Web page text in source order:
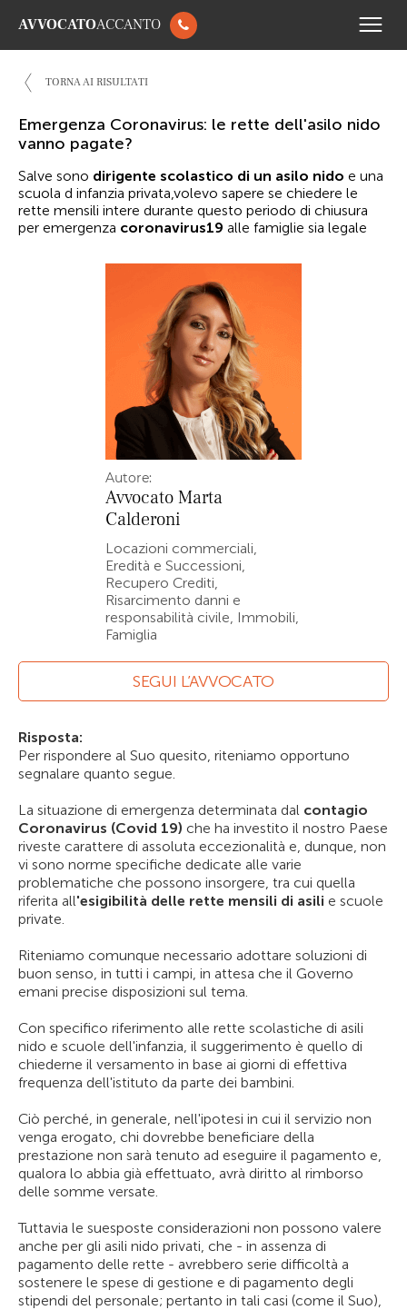
AVVOCATOACCANTO
TORNA AI RISULTATI
Emergenza Coronavirus: le rette dell'asilo nido
vanno pagate?
Salve sono dirigente scolastico di un asilo nido e una
scuola d infanzia privata,volevo sapere se chiedere le
rette mensili intere durante questo periodo di chiusura
per emergenza coronavirus19 alle famiglie sia legale
Autore:
AvvocatoMarta
Calderoni
Locazioni commerciali,
Eredità e Successioni,
Recupero Crediti,
Risarcimento danni e
responsabilità civile, Immobili,
Famiglia
SEGUI L’AVVOCATO
Risposta:
Per rispondere al Suo quesito, riteniamo opportuno
segnalare quanto segue.
La situazione di emergenza determinata dal contagio
Coronavirus (Covid 19) che ha investito il nostro Paese
riveste carattere di assoluta eccezionalità e, dunque, non
vi sono norme specifiche dedicate alle varie
problematiche che possono insorgere, tra cui quella
riferita all'esigibilità delle rette mensili di asili e scuole
private.
Riteniamo comunque necessario adottare soluzioni di
buon senso, in tutti i campi, in attesa che il Governo
emani precise disposizioni sul tema.
Con specifico riferimento alle rette scolastiche di asili
nido e scuole dell'infanzia, il suggerimento è quello di
chiederne il versamento in base ai giorni di effettiva
frequenza dell'istituto da parte dei bambini.
Ciò perché, in generale, nell'ipotesi in cui il servizio non
venga erogato, chi dovrebbe beneficiare della
prestazione non sarà tenuto ad eseguire il pagamento e,
qualora lo abbia già effettuato, avrà diritto al rimborso
delle somme versate.
Tuttavia le suesposte considerazioni non possono valere
anche per gli asili nido privati, che - in assenza di
pagamento delle rette - avrebbero serie difficoltà a
sostenere le spese di gestione e di pagamento degli
stipendi del personale; pertanto in tali casi (come il Suo),